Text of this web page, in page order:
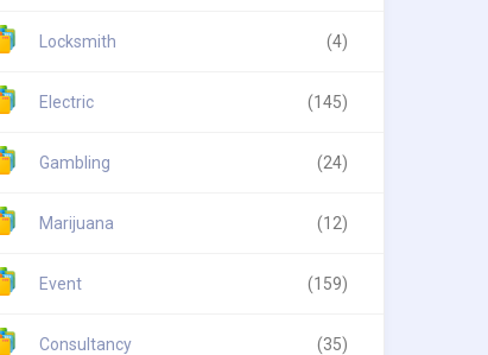
Locksmith (4)
Electric (145)
Gambling (24)
Marijuana (12)
Event (159)
Consultancy (35)